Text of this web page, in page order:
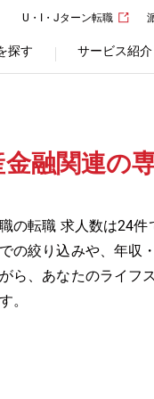
U・I・Jターン転職
探す サービス紹介
融関連の
の転職 求人数は24件
の絞り込みや、年収
ら、あなたのライ
。